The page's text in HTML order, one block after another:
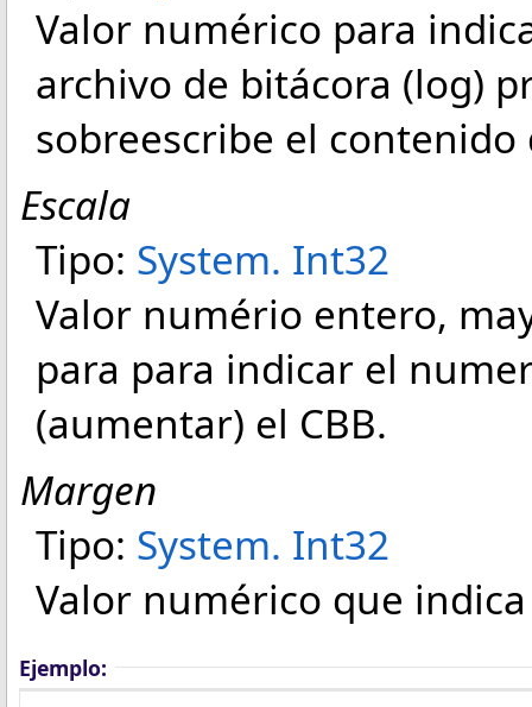
Valor numérico para
archivo de bitácora (log)
sobreescribe el contenido
Escala
Tipo: System. Int32
Valor numério entero,
para para indicar el
(aumentar) el CBB.
Margen
Tipo: System. Int32
Valor numérico que
Ejemplo: